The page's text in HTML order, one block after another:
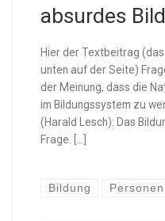
absurdes
Hier der Textbeitrag
unten auf der Seite)
der Meinung, dass die
im Bildungssystem zu
(Harald Lesch): Das
Frage. […]
Bildung Personen